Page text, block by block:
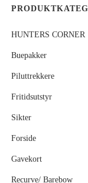
HUNTERS CORNER
Buepakker
Piluttrekkere
Fritidsutstyr
Sikter
Forside
Gavekort
Recurve/ Barebow